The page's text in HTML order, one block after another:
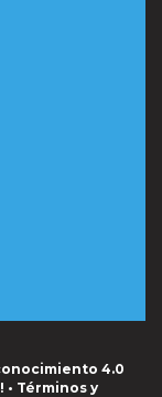
4.0
• Términos y